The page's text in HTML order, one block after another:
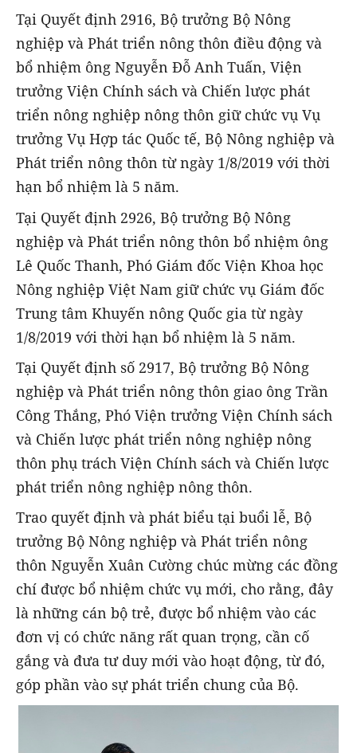
Tại Quyết định 2916, Bộ trưởng Bộ Nông
nghiệp và Phát triển nông thôn điều động và
bổ nhiệm ông Nguyễn Đỗ Anh Tuấn, Viện
trưởng Viện Chính sách và Chiến lược phát
triển nông nghiệp nông thôn giữ chức vụ Vụ
trưởng Vụ Hợp tác Quốc tế, Bộ Nông nghiệp và
Phát triển nông thôn từ ngày 1/8/2019 với thời
hạn bổ nhiệm là 5 năm.
Tại Quyết định 2926, Bộ trưởng Bộ Nông
nghiệp và Phát triển nông thôn bổ nhiệm ông
Lê Quốc Thanh, Phó Giám đốc Viện Khoa học
Nông nghiệp Việt Nam giữ chức vụ Giám đốc
Trung tâm Khuyến nông Quốc gia từ ngày
1/8/2019 với thời hạn bổ nhiệm là 5 năm.
Tại Quyết định số 2917, Bộ trưởng Bộ Nông
nghiệp và Phát triển nông thôn giao ông Trần
Công Thắng, Phó Viện trưởng Viện Chính sách
và Chiến lược phát triển nông nghiệp nông
thôn phụ trách Viện Chính sách và Chiến lược
phát triển nông nghiệp nông thôn.
Trao quyết định và phát biểu tại buổi lễ, Bộ
trưởng Bộ Nông nghiệp và Phát triển nông
thôn Nguyễn Xuân Cường chúc mừng các đồng
chí được bổ nhiệm chức vụ mới, cho rằng, đây
là những cán bộ trẻ, được bổ nhiệm vào các
đơn vị có chức năng rất quan trọng, cần cố
gắng và đưa tư duy mới vào hoạt động, từ đó,
góp phần vào sự phát triển chung của Bộ.